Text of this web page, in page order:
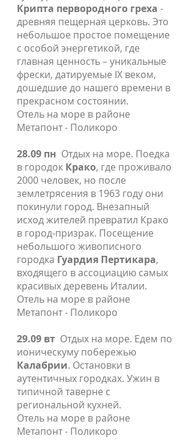
Крипта первородного греха -
древняя пещерная церковь. Это
небольшое простое помещение
с особой энергетикой, где
главная ценность – уникальные
фрески, датируемые IX веком,
дошедшие до нашего времени в
прекрасном состоянии.
Отель на море в районе
Метапонт - Поликоро
28.09 пн Отдых на море. Поедка
в городок Крако, где проживало
2000 человек, но после
землетрясения в 1963 году они
покинули город. Внезапный
исход жителей превратил Крако
в город-призрак. Посещение
небольшого живописного
городка Гуардия Пертикара,
входящего в ассоциацию самых
красивых деревень Италии.
Отель на море в районе
Метапонт - Поликоро
29.09 вт Отдых на море. Едем по
ионическуму побережью
Калабрии. Остановки в
аутентичных городках. Ужин в
типичной таверне с
региональной кухней.
Отель на море в районе
Метапонт - Поликоро